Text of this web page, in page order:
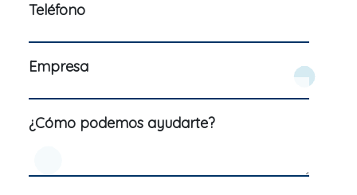
Teléfono
Empresa
¿Cómo podemos ayudarte?